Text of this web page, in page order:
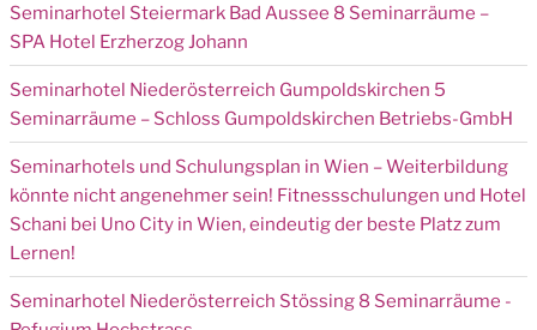
Seminarhotel Steiermark Bad Aussee 8 Seminarräume –
SPA Hotel Erzherzog Johann
Seminarhotel Niederösterreich Gumpoldskirchen 5
Seminarräume – Schloss Gumpoldskirchen Betriebs-GmbH
Seminarhotels und Schulungsplan in Wien – Weiterbildung
könnte nicht angenehmer sein! Fitnessschulungen und Hotel
Schani bei Uno City in Wien, eindeutig der beste Platz zum
Lernen!
Seminarhotel Niederösterreich Stössing 8 Seminarräume -